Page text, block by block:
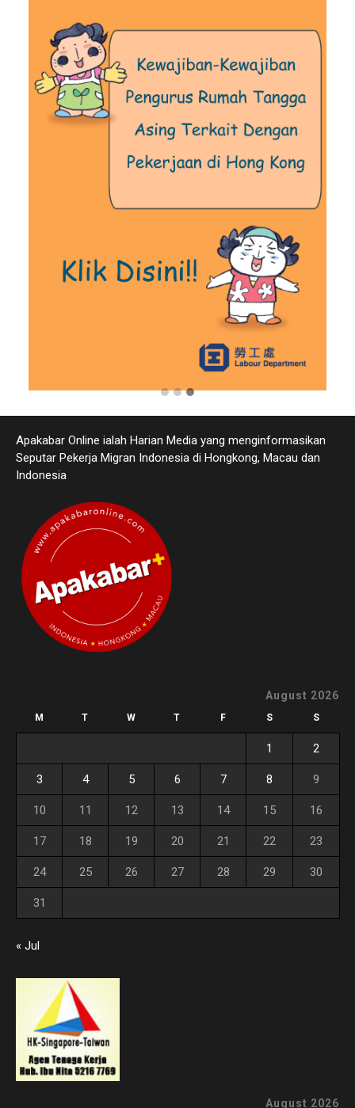
Apakabar Online ialah Harian Media yang menginformasikan
Seputar Pekerja Migran Indonesia di Hongkong, Macau dan
Indonesia
August 2026
M T W T F S S
1 2
3 4 5 6 7 8 9
10 11 12 13 14 15 16
17 18 19 20 21 22 23
24 25 26 27 28 29 30
31
« Jul
August 2026